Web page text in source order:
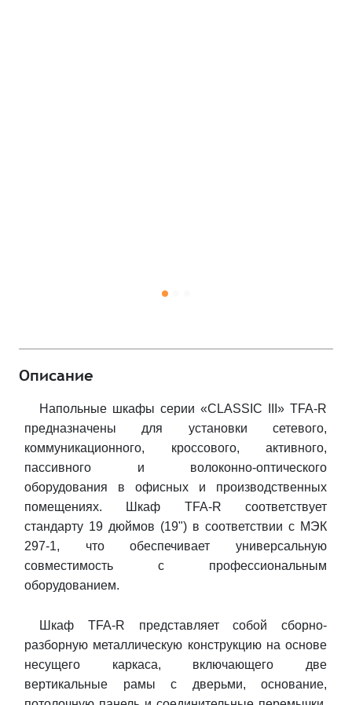
Описание
Напольные шкафы серии «CLASSIC III» TFA-R
предназначены для установки сетевого,
коммуникационного, кроссового, активного,
пассивного и волоконно-оптического
оборудования в офисных и производственных
помещениях. Шкаф TFA-R соответствует
стандарту 19 дюймов (19") в соответствии с МЭК
297-1, что обеспечивает универсальную
совместимость с профессиональным
оборудованием.
Шкаф TFA-R представляет собой сборно-
разборную металлическую конструкцию на основе
несущего каркаса, включающего две
вертикальные рамы с дверьми, основание,